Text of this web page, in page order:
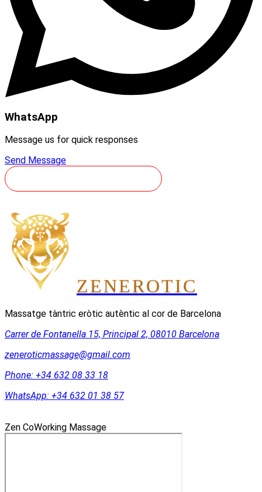
WhatsApp
Message us for quick responses
Send Message
ZENEROTIC
Massatge tàntric eròtic autèntic al cor de Barcelona
Carrer de Fontanella 15, Principal 2, 08010 Barcelona
zeneroticmassage@gmail.com
Phone: +34 632 08 33 18
WhatsApp: +34 632 01 38 57
Zen CoWorking Massage